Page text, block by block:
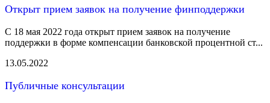
Открыт прием заявок на получение финподдержки
С 18 мая 2022 года открыт прием заявок на получение
поддержки в форме компенсации банковской процентной ст...
13.05.2022
Публичные консультации